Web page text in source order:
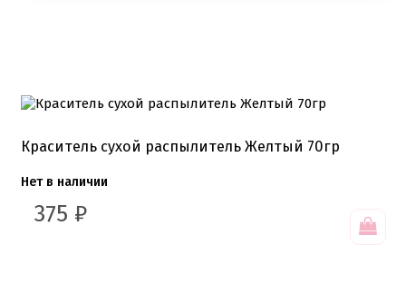
Краситель сухой распылитель Желтый 70гр
Нет в наличии
375 ₽